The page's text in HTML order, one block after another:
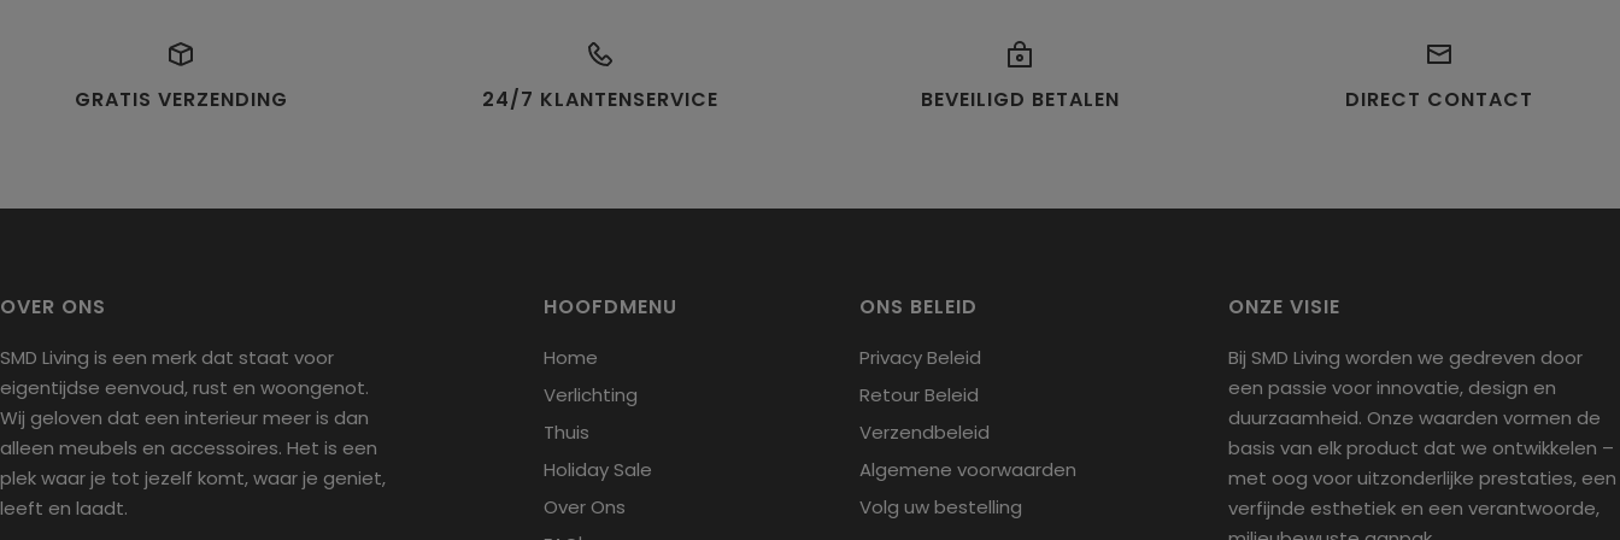
is verzonden, zodat je de zending op elk moment kunt volgen.
te vragen.
Om in aanmerking te komen voor een retourzending, moet het
aankoopbewijs nodig.
info@smdliving.nlHoud er rekening mee dat
Houd er rekening mee dat de retourzending via onze
leverancier in China verloopt en dat de verzendkosten hierbij voor
Voor vragen over retourzendingen kun je altijd contact met ons
info@smdliving.nl
GRATIS VERZENDING 24/7 KLANTENSERVICE BEVEILIGD BETALEN DIRECT CONTACT
OVER ONS
SMD Living is een merk dat staat voor
eigentijdse eenvoud, rust en woongenot.
Wij geloven dat een interieur meer is dan
alleen meubels en accessoires. Het is een
plek waar je tot jezelf komt, waar je geniet,
leeft en laadt.
HOOFDMENU
Home
Verlichting
Thuis
Holiday Sale
Over Ons
ONS BELEID
Privacy Beleid
Retour Beleid
Verzendbeleid
Algemene voorwaarden
Volg uw bestelling
ONZE VISIE
Bij SMD Living worden we gedreven door
een passie voor innovatie, design en
duurzaamheid. Onze waarden vormen de
basis van elk product dat we ontwikkelen –
met oog voor uitzonderlijke prestaties, een
verfijnde esthetiek en een verantwoorde,